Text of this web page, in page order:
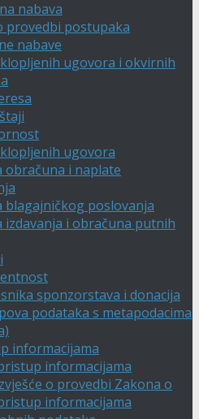
nabava
provedbi postupaka
nabave
ugovora i okvirnih
ugovora
obračuna i naplate
blagajničkog poslovanja
izdavanja i obračuna putnih
sponzorstava i donacija
podataka s metapodacima
informacijama
informacijama
o provedbi Zakona o
informacijama